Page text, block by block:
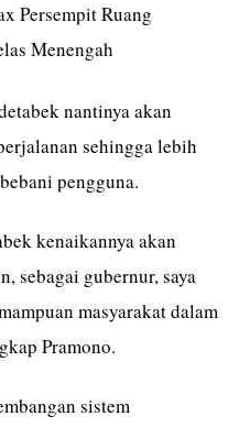
Persempit Ruang
Menengah
nantinya akan
sehingga lebih
pengguna.
kenaikannya akan
sebagai gubernur, saya
masyarakat dalam
Pramono.
sistem